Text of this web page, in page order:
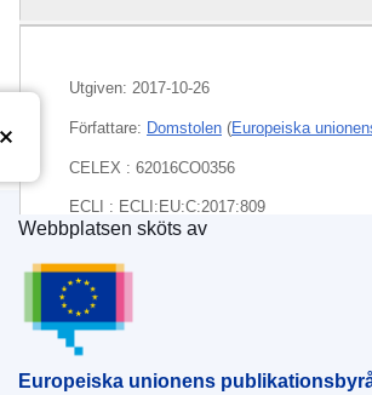
Utgiven: 2017-10-26
Författare: Domstolen (Europeiska
CELEX : 62016CO0356
ECLI : ECLI:EU:C:2017:809
Europeiska unionens
Webbplatsen sköts av
Europeiska unionens